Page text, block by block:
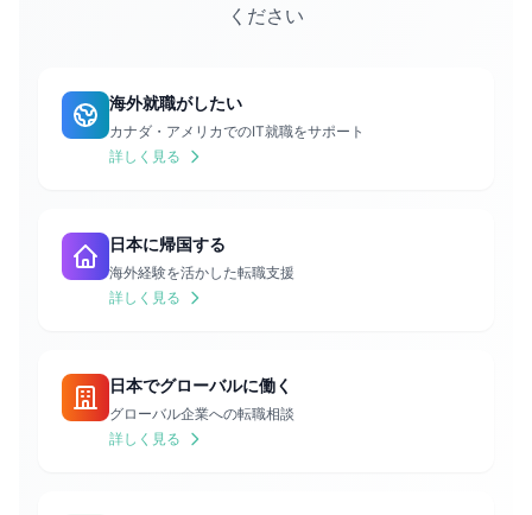
ください
海外就職がしたい
カナダ・アメリカでのIT就職をサポート
詳しく見る
日本に帰国する
海外経験を活かした転職支援
詳しく見る
日本でグローバルに働く
グローバル企業への転職相談
詳しく見る